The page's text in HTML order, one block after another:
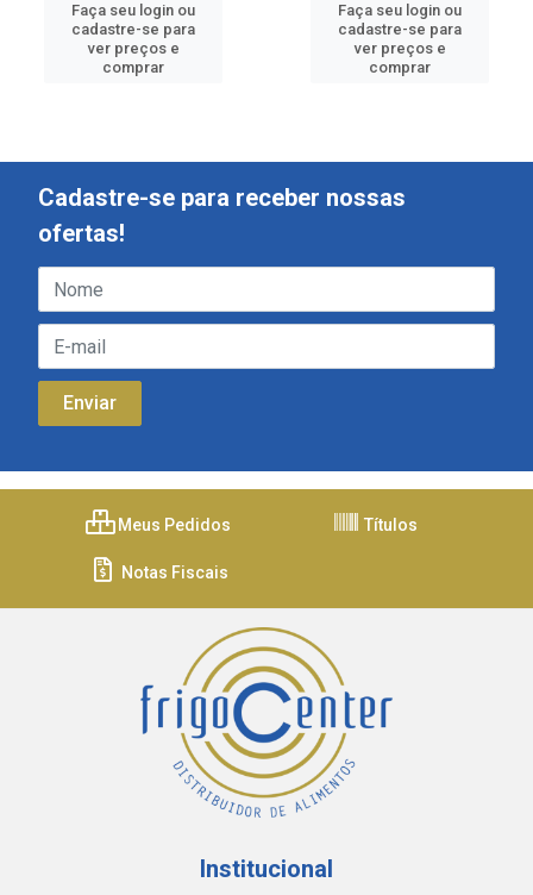
Faça seu login ou
cadastre-se para
ver preços e
comprar
Faça seu login ou
cadastre-se para
ver preços e
comprar
Cadastre-se para receber nossas
ofertas!
Meus Pedidos Títulos
Notas Fiscais
Institucional